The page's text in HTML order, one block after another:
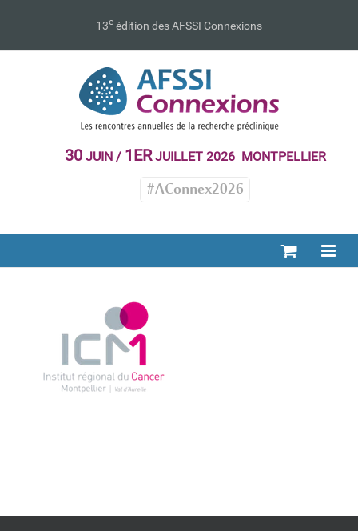
13e édition des AFSSI Connexions
30JUIN / 1ERJUILLET 2026 MONTPELLIER
#AConnex2026